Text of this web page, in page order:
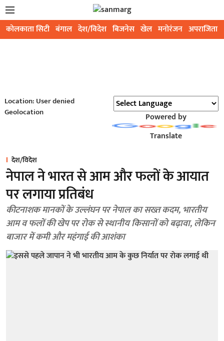
कोलकाता सिटी बंगाल देश/विदेश बिजनेस खेल मनोरंजन अपराजिता
Location: User denied
Geolocation
Powered by
Translate
देश/विदेश
नेपाल ने भारत से आम और फलों के आयात
पर लगाया प्रतिबंध
कीटनाशक मानकों के उल्लंघन पर नेपाल का सख्त कदम, भारतीय
आम व फलों की खेप पर रोक से स्थानीय किसानों को बढ़ावा, लेकिन
बाजार में कमी और महंगाई की आशंका